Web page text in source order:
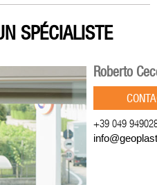
SPÉCIALISTE
Roberto
+39 049